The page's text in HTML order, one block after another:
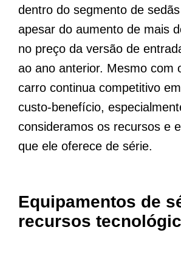
dentro do segmento de
apesar do aumento de mais
no preço da versão de
ao ano anterior. Mesmo com
carro continua competitivo
custo-benefício,
consideramos os recursos e
que ele oferece de série.
Equipamentos de
recursos